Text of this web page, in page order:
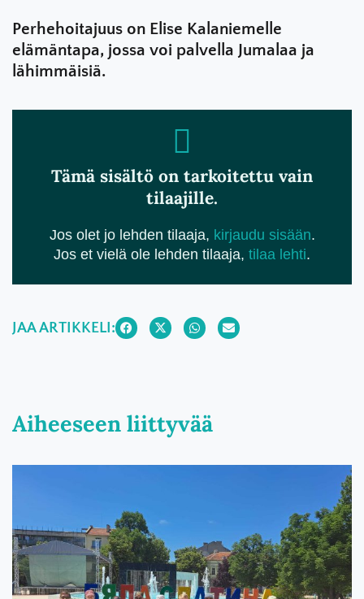
Perhehoitajuus on Elise Kalaniemelle
elämäntapa, jossa voi palvella Jumalaa ja
lähimmäisiä.
Tämä sisältö on tarkoitettu vain
tilaajille.
Jos olet jo lehden tilaaja, kirjaudu sisään.
Jos et vielä ole lehden tilaaja, tilaa lehti.
JAA ARTIKKELI:
Aiheeseen liittyvää